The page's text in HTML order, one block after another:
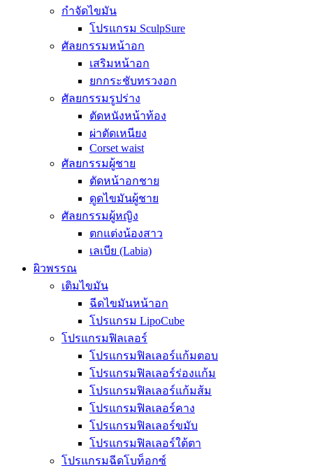
กำจัดไขมัน
โปรแกรม SculpSure
ศัลยกรรมหน้าอก
เสริมหน้าอก
ยกกระชับทรวงอก
ศัลยกรรมรูปร่าง
ตัดหนังหน้าท้อง
ผ่าตัดเหนียง
Corset waist
ศัลยกรรมผู้ชาย
ตัดหน้าอกชาย
ดูดไขมันผู้ชาย
ศัลยกรรมผู้หญิง
ตกแต่งน้องสาว
เลเบีย (Labia)
ผิวพรรณ
เติมไขมัน
ฉีดไขมันหน้าอก
โปรแกรม LipoCube
โปรแกรมฟิลเลอร์
โปรแกรมฟิลเลอร์แก้มตอบ
โปรแกรมฟิลเลอร์ร่องแก้ม
โปรแกรมฟิลเลอร์แก้มส้ม
โปรแกรมฟิลเลอร์คาง
โปรแกรมฟิลเลอร์ขมับ
โปรแกรมฟิลเลอร์ใต้ตา
โปรแกรมฉีดโบท็อกซ์